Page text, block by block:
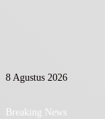
8 Agustus 2026
Breaking News